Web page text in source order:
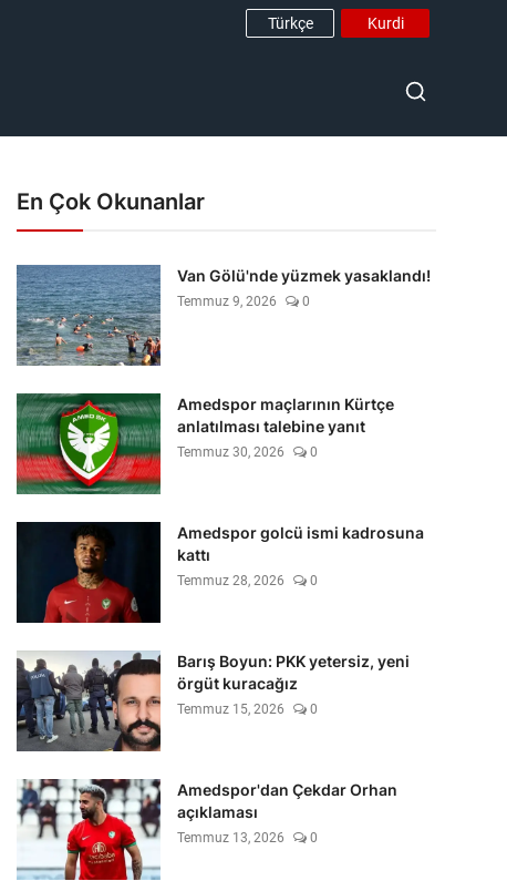
Türkçe Kurdi
En Çok Okunanlar
Van Gölü'nde yüzmek yasaklandı!
Temmuz 9, 2026 0
Amedspor maçlarının Kürtçe
anlatılması talebine yanıt
Temmuz 30, 2026 0
Amedspor golcü ismi kadrosuna
kattı
Temmuz 28, 2026 0
Barış Boyun: PKK yetersiz, yeni
örgüt kuracağız
Temmuz 15, 2026 0
Amedspor'dan Çekdar Orhan
açıklaması
Temmuz 13, 2026 0